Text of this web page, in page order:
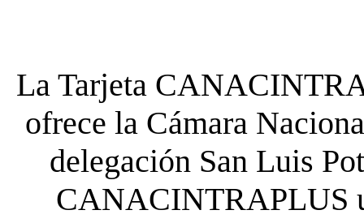
La Tarjeta
ofrece la Cámara
delegación San Luis
CANACINTRAPLUS